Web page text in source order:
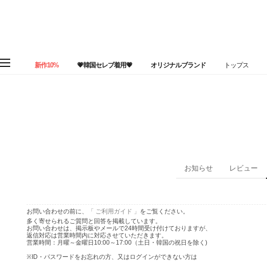
新作10% 💗韓国セレブ着用💗 オリジナルブランド トップス
お知らせ レビュー
お問い合わせの前に、 「 ご利用ガイド 」 をご覧ください。
多く寄せられるご質問と回答を掲載しています。
お問い合わせは、掲示板やメールで24時間受け付けておりますが、
返信対応は営業時間内に対応させていただきます。
営業時間：月曜～金曜日10:00～17:00（土日・韓国の祝日を除く)
※ID・パスワードをお忘れの方、又はログインができない方は